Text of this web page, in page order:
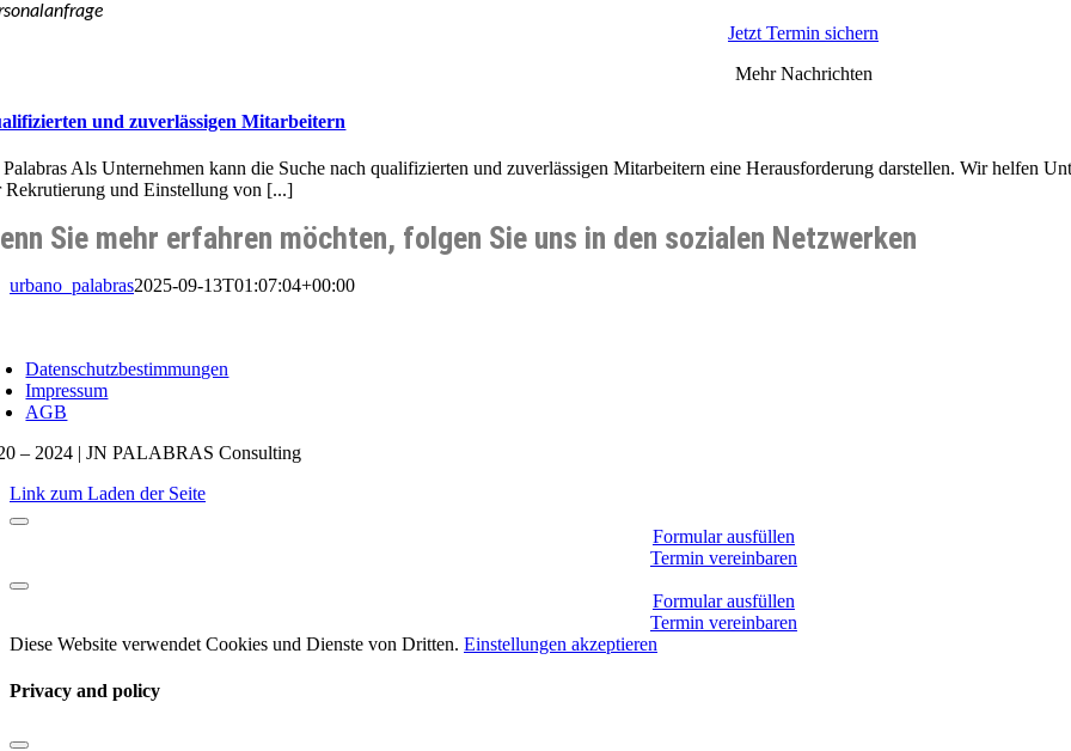
Jetzt Termin sichern
Mehr Nachrichten
und zuverlässigen Mitarbeitern
Als Unternehmen kann die Suche nach qualifizierten und zuverlässigen Mitarbeitern eine Herausforderung darstellen. Wir helfen
Rekrutierung und Einstellung von [...]
Sie mehr erfahren möchten, folgen Sie uns in den sozialen Netzwerken
urbano_palabras2025-09-13T01:07:04+00:00
Datenschutzbestimmungen
Impressum
AGB
– 2024 | JN PALABRAS Consulting
Link zum Laden der Seite
Formular ausfüllen
Termin vereinbaren
Formular ausfüllen
Termin vereinbaren
Diese Website verwendet Cookies und Dienste von Dritten. Einstellungen akzeptieren
Privacy and policy